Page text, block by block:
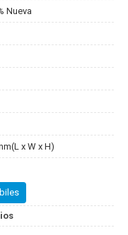
Nueva
x W x H)